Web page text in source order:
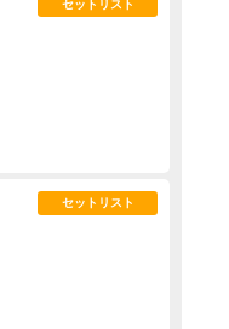
セットリスト
セットリスト